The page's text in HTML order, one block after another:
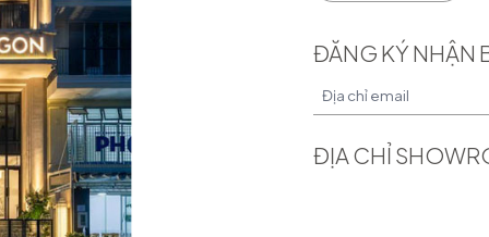
ĐĂNG KÝ NHẬN
ĐỊA CHỈ